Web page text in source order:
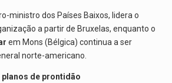
ministro dos Países Baixos, lidera o
a partir de Bruxelas, enquanto o
em Mons (Bélgica) continua a ser
norte-americano.
de prontidão